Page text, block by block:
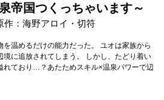
帝国つくっちゃいます～
作：海野アロイ・切符
温めるだけの能力だった。 ユオは家族から
境に追放されてしまう。 しかし、たどり着い
れており…？あたためスキル×温泉パワーで辺